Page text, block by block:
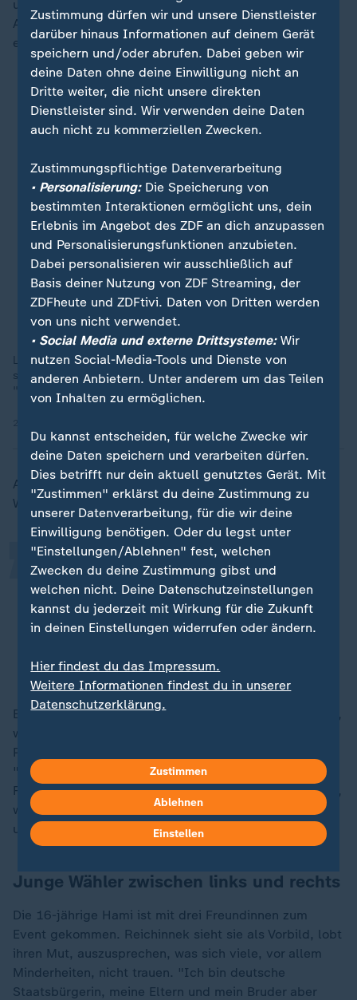
und 35 Jahren, die Reichinnek zuhören. Es gibt viel
Applaus beim Thema Wehrpflicht,die Linkeist gegen
eine Wiedereinführung.
Linken-Politiker Gregor Gysi würde statt einer Wehrpflicht ein
soziales Pflichtjahr einführen, sollte es notwendig werden. Bei
"Lanz" erklärt er, wie das für ihn aussehen müsste.
Architekturstudent Adrian, 28 Jahre alt, ist eigens aus
Wien angereist, um die "laute" Heidi zu sehen:
Mir macht das eher Hoffnung, Mut.
Manche älteren Männer fühlen sich
angegriffen, weil sie vorher in dieser
Position waren.
„
Adrian, Architekturstudent
Er will sein Selfie mit Heidi posten, um allen zu zeigen,
wie nahbar diese Politikerin ist. Die 27-jährige
Projektmanagerin Celine wartet auch auf ein Selfie:
"Heidi ist die Richtige wegen ihres Alters, wegen ihrer
Frische und wegen ihres Backgrounds. Sie hat Ahnung,
worüber sie spricht und sie spricht über Themen, die
uns bewegen."
Junge Wähler zwischen links und rechts
Die 16-jährige Hami ist mit drei Freundinnen zum
Event gekommen. Reichinnek sieht sie als Vorbild, lobt
ihren Mut, auszusprechen, was sich viele, vor allem
Minderheiten, nicht trauen. "Ich bin deutsche
Staatsbürgerin, meine Eltern und mein Bruder aber
Zustimmung dürfen wir und unsere Dienstleister
darüber hinaus Informationen auf deinem Gerät
speichern und/oder abrufen. Dabei geben wir
deine Daten ohne deine Einwilligung nicht an
Dritte weiter, die nicht unsere direkten
Dienstleister sind. Wir verwenden deine Daten
auch nicht zu kommerziellen Zwecken.
Zustimmungspflichtige Datenverarbeitung
• Personalisierung:Die Speicherung von
bestimmten Interaktionen ermöglicht uns, dein
Erlebnis im Angebot des ZDF an dich anzupassen
und Personalisierungsfunktionen anzubieten.
Dabei personalisieren wir ausschließlich auf
Basis deiner Nutzung von ZDF Streaming, der
ZDFheute und ZDFtivi. Daten von Dritten werden
von uns nicht verwendet.
• Social Media und externe Drittsysteme:Wir
nutzen Social-Media-Tools und Dienste von
anderen Anbietern. Unter anderem um das Teilen
von Inhalten zu ermöglichen.
Du kannst entscheiden, für welche Zwecke wir
deine Daten speichern und verarbeiten dürfen.
Dies betrifft nur dein aktuell genutztes Gerät. Mit
"Zustimmen" erklärst du deine Zustimmung zu
unserer Datenverarbeitung, für die wir deine
Einwilligung benötigen. Oder du legst unter
"Einstellungen/Ablehnen" fest, welchen
Zwecken du deine Zustimmung gibst und
welchen nicht. Deine Datenschutzeinstellungen
kannst du jederzeit mit Wirkung für die Zukunft
in deinen Einstellungen widerrufen oder ändern.
Hier findest du das Impressum.
Weitere Informationen findest du in unserer
Datenschutzerklärung.
Zustimmen
Ablehnen
Einstellen